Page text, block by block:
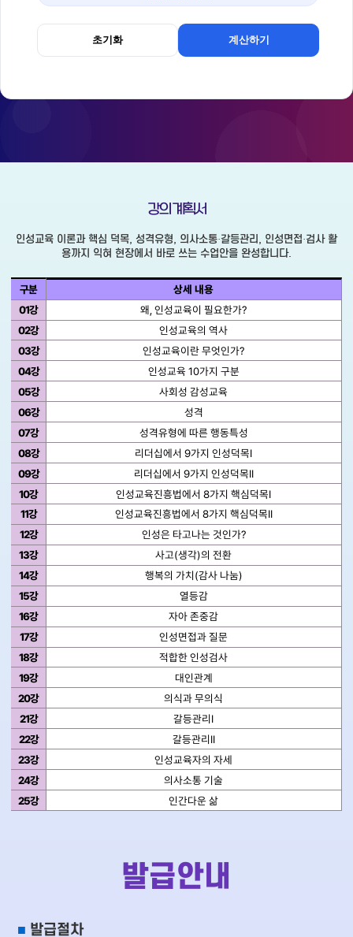
초기화 계산하기
강의 계획서
인성교육 이론과 핵심 덕목, 성격유형, 의사소통·갈등관리, 인성면접·검사 활
용까지 익혀 현장에서 바로 쓰는 수업안을 완성합니다.
구분
상세 내용
01강
왜, 인성교육이 필요한가?
02강
인성교육의 역사
03강
인성교육이란 무엇인가?
04강
인성교육 10가지 구분
05강
사회성 감성교육
06강
성격
07강
성격유형에 따른 행동특성
08강
리더십에서 9가지 인성덕목I
09강
리더십에서 9가지 인성덕목II
10강
인성교육진흥법에서 8가지 핵심덕목I
11강
인성교육진흥법에서 8가지 핵심덕목II
12강
인성은 타고나는 것인가?
13강
사고(생각)의 전환
14강
행복의 가치(감사 나눔)
15강
열등감
16강
자아 존중감
17강
인성면접과 질문
18강
적합한 인성검사
19강
대인관계
20강
의식과 무의식
21강
갈등관리I
22강
갈등관리II
23강
인성교육자의 자세
24강
의사소통 기술
25강
인간다운 삶
발급안내
■ 발급절차